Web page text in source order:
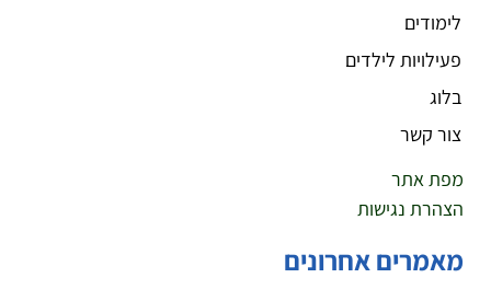
לימודים
פעילויות לילדים
בלוג
צור קשר
מפת אתר
הצהרת נגישות
מאמרים אחרונים